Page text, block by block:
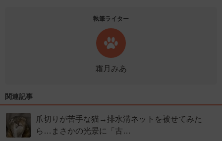
執筆ライター
霜月みあ
関連記事
爪切りが苦手な猫→排水溝ネットを被せてみた
ら…まさかの光景に「古…